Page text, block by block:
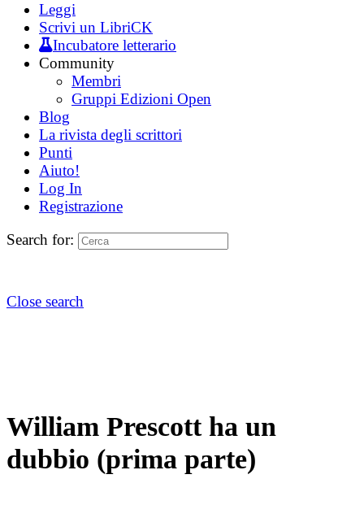
Leggi
Scrivi un LibriCK
Incubatore letterario
Community
Membri
Gruppi Edizioni Open
Blog
La rivista degli scrittori
Punti
Aiuto!
Log In
Registrazione
Search for:
Close search
William Prescott ha un
dubbio (prima parte)